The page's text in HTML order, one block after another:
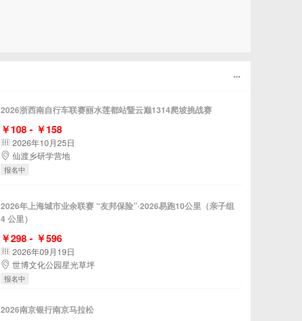

2026浙西南自行车联赛丽水莲都站暨云巅1314爬坡挑战赛
￥108 - ￥158
2026年10月25日
仙渡乡研学营地
报名中
2026年上海城市业余联赛 “友邦保险”·2026易跑10公里（亲子组
4 公里）
￥298 - ￥596
2026年09月19日
世博文化公园星光草坪
报名中
2026南京银行南京马拉松